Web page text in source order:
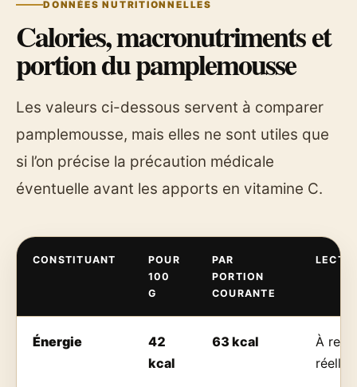
DONNÉES NUTRITIONNELLES
Calories, macronutriments et
portion du pamplemousse
Les valeurs ci-dessous servent à comparer
pamplemousse, mais elles ne sont utiles que
si l’on précise la précaution médicale
éventuelle avant les apports en vitamine C.
CONSTITUANT
POUR
100
G
PAR
PORTION
COURANTE
Énergie
42
kcal
63 kcal
À